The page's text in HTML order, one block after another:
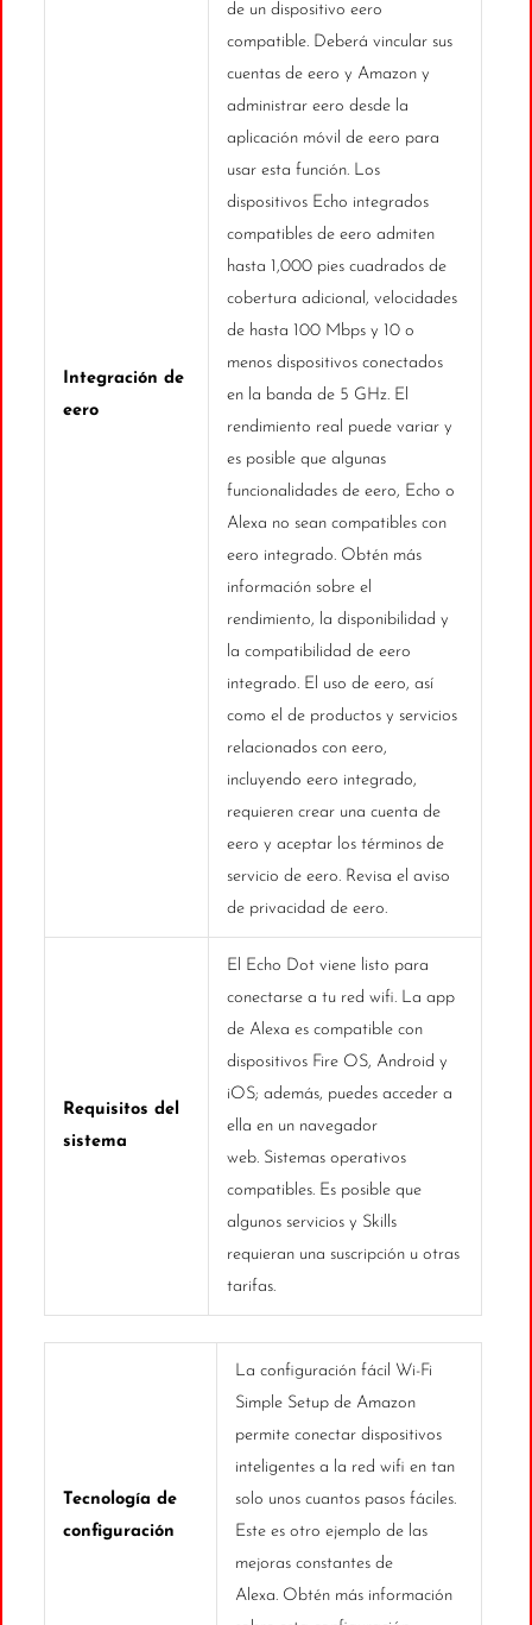
Integración de
eero
de un dispositivo eero
compatible. Deberá vincular sus
cuentas de eero y Amazon y
administrar eero desde la
aplicación móvil de eero para
usar esta función. Los
dispositivos Echo integrados
compatibles de eero admiten
hasta 1,000 pies cuadrados de
cobertura adicional, velocidades
de hasta 100 Mbps y 10 o
menos dispositivos conectados
en la banda de 5 GHz. El
rendimiento real puede variar y
es posible que algunas
funcionalidades de eero, Echo o
Alexa no sean compatibles con
eero integrado. Obtén más
información sobre el
rendimiento, la disponibilidad y
la compatibilidad de eero
integrado. El uso de eero, así
como el de productos y servicios
relacionados con eero,
incluyendo eero integrado,
requieren crear una cuenta de
eero y aceptar los términos de
servicio de eero. Revisa el aviso
de privacidad de eero.
Requisitos del
sistema
El Echo Dot viene listo para
conectarse a tu red wifi. La app
de Alexa es compatible con
dispositivos Fire OS, Android y
iOS; además, puedes acceder a
ella en un navegador
web. Sistemas operativos
compatibles. Es posible que
algunos servicios y Skills
requieran una suscripción u otras
tarifas.
Tecnología de
configuración
La configuración fácil Wi-Fi
Simple Setup de Amazon
permite conectar dispositivos
inteligentes a la red wifi en tan
solo unos cuantos pasos fáciles.
Este es otro ejemplo de las
mejoras constantes de
Alexa. Obtén más información